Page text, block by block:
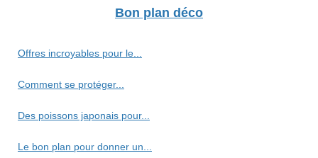
Bon plan déco
Offres incroyables pour le...
Comment se protéger...
Des poissons japonais pour...
Le bon plan pour donner un...